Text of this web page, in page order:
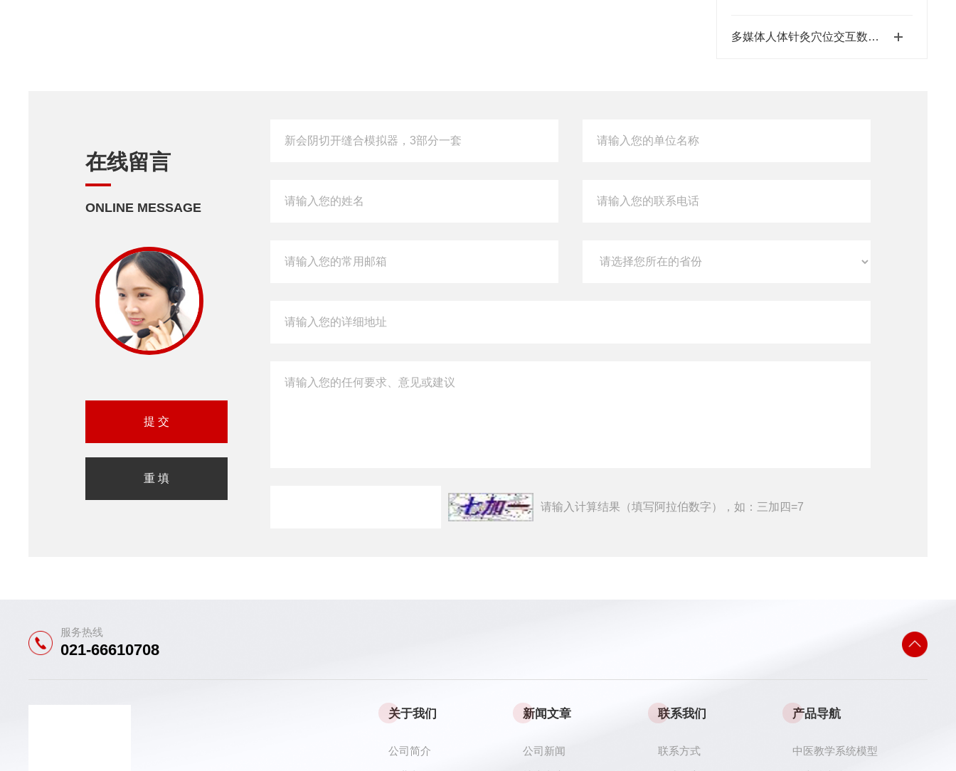
多媒体人体针灸穴位交互数字平台的功能特点及应用领域
在线留言
ONLINE MESSAGE
请输入计算结果（填写阿拉伯数字），如：三加四=7
服务热线
021-66610708
关于我们
公司简介
新闻文章
公司新闻
联系我们
联系方式
产品导航
中医教学系统模型